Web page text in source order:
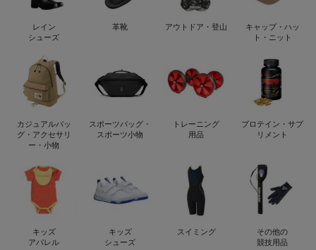
レイン
シューズ
革靴 アウトドア・登山
キャップ・ハッ
ト・ニット
カジュアルバッ
グ・アクセサリ
ー・小物
スポーツバッグ・
スポーツ小物
トレーニング
用品
プロテイン・サプ
リメント
キッズ
アパレル
キッズ
シューズ
スイミング
その他の
競技用品